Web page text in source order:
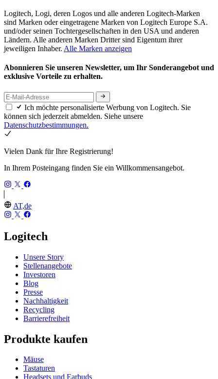
Logitech, Logi, deren Logos und alle anderen Logitech-Marken
sind Marken oder eingetragene Marken von Logitech Europe S.A.
und/oder seinen Tochtergesellschaften in den USA und anderen
Ländern. Alle anderen Marken Dritter sind Eigentum ihrer
jeweiligen Inhaber. Alle Marken anzeigen
Abonnieren Sie unseren Newsletter, um Ihr Sonderangebot und
exklusive Vorteile zu erhalten.
Ich möchte personalisierte Werbung von Logitech. Sie
können sich jederzeit abmelden. Siehe unsere
Datenschutzbestimmungen.
Vielen Dank für Ihre Registrierung!
In Ihrem Posteingang finden Sie ein Willkommensangebot.
AT,de
Logitech
Unsere Story
Stellenangebote
Investoren
Blog
Presse
Nachhaltigkeit
Recycling
Barrierefreiheit
Produkte kaufen
Mäuse
Tastaturen
Headsets und Earbuds